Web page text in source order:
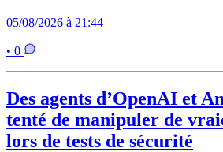
05/08/2026 à 21:44
• 0
Des agents d’OpenAI et
tenté de manipuler de
lors de tests de sécurité